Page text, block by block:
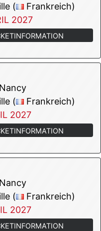
(
Frankreich)
2027
(
Frankreich)
2027
(
Frankreich)
2027